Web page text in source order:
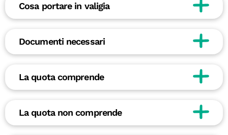
Cosa portare in valigia
Documenti necessari
La quota comprende
La quota non comprende